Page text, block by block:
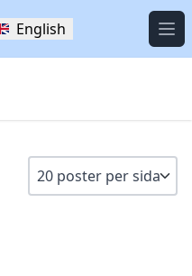
English